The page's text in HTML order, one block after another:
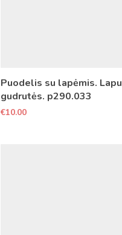
Puodelis su lapėmis.
gudrutės. p290.033
€10.00